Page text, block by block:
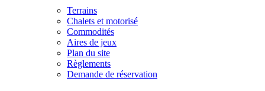
Terrains
Chalets et motorisé
Commodités
Aires de jeux
Plan du site
Règlements
Demande de réservation